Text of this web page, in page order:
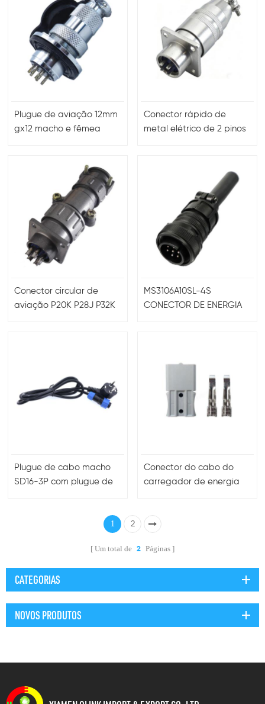
Plugue de aviação 12mm
gx12 macho e fêmea
Conector rápido de
metal elétrico de 2 pinos
Conector circular de
aviação P20K P28J P32K
MS3106A10SL-4S
CONECTOR DE ENERGIA
Plugue de cabo macho
SD16-3P com plugue de
Conector do cabo do
carregador de energia
1
2
Um total de 2 Páginas
CATEGORIAS
NOVOS PRODUTOS